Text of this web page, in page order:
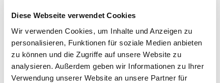
Diese Webseite verwendet Cookies
Wir verwenden Cookies, um Inhalte und Anzeigen zu
personalisieren, Funktionen für soziale Medien anbieten
zu können und die Zugriffe auf unsere Website zu
analysieren. Außerdem geben wir Informationen zu Ihrer
Verwendung unserer Website an unsere Partner für
Dies könnte Sie auch
interessieren